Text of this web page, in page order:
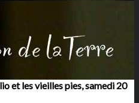
et les vieilles pies, samedi 20